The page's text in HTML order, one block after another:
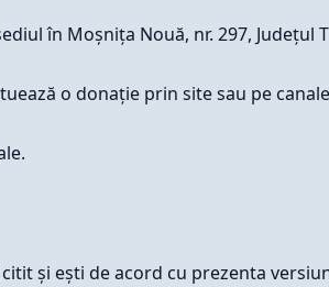
în Moșnița Nouă, nr. 297, Județul
o donație prin site sau pe
și ești de acord cu prezenta